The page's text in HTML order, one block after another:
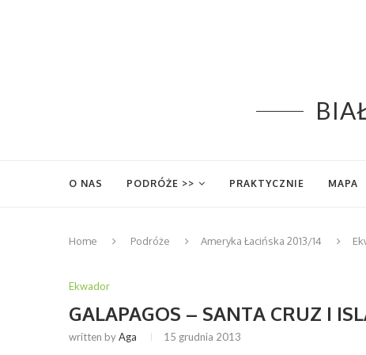
O NAS PODRÓŻE >> PRAKTYCZNIE MAPA
Home Podróże Ameryka Łacińska 2013/14
Ekwador
GALAPAGOS – SANTA CRUZ I
written byAga 15 grudnia 2013